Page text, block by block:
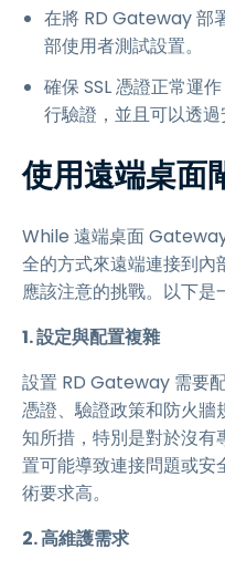
在將 RD Gateway 部
部使用者測試設置。
確保 SSL 憑證正常運
行驗證，並且可以透過
使用遠端桌面
While 遠端桌面
全的方式來遠端連接到內
應該注意的挑戰。以下是
1. 設定與配置複雜
設置 RD Gateway 需要
憑證、驗證政策和防火牆
知所措，特別是對於沒有
置可能導致連接問題或安
術要求高。
2. 高維護需求